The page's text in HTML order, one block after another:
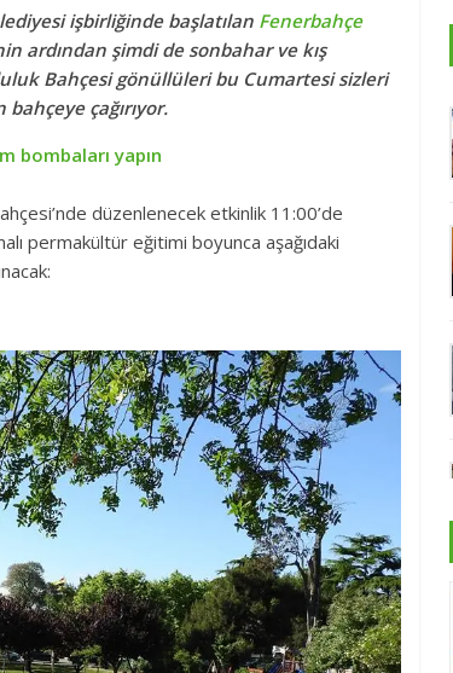
işbirliğinde başlatılan Fenerbahçe
ardından şimdi de sonbahar ve kış
Bahçesi gönüllüleri bu Cumartesi sizleri
çağırıyor.
bombaları yapın
düzenlenecek etkinlik 11:00’de
permakültür eğitimi boyunca aşağıdaki